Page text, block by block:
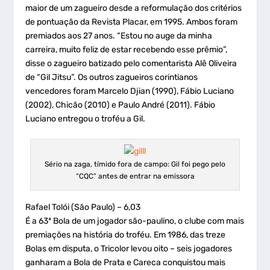
maior de um zagueiro desde a reformulação dos critérios
de pontuação da Revista Placar, em 1995. Ambos foram
premiados aos 27 anos. “Estou no auge da minha
carreira, muito feliz de estar recebendo esse prêmio”,
disse o zagueiro batizado pelo comentarista Alê Oliveira
de “Gil Jitsu”. Os outros zagueiros corintianos
vencedores foram Marcelo Djian (1990), Fábio Luciano
(2002), Chicão (2010) e Paulo André (2011). Fábio
Luciano entregou o troféu a Gil.
Sério na zaga, tímido fora de campo: Gil foi pego pelo
“CQC” antes de entrar na emissora
Rafael Tolói (São Paulo) – 6,03
É a 63ª Bola de um jogador são-paulino, o clube com mais
premiações na história do troféu. Em 1986, das treze
Bolas em disputa, o Tricolor levou oito – seis jogadores
ganharam a Bola de Prata e Careca conquistou mais